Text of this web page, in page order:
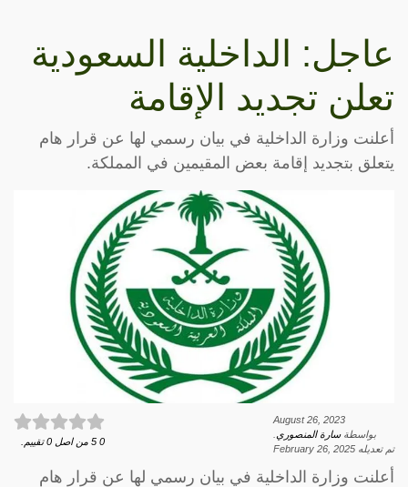
عاجل: الداخلية السعودية
تعلن تجديد الإقامة
أعلنت وزارة الداخلية في بيان رسمي لها عن قرار هام
يتعلق بتجديد إقامة بعض المقيمين في المملكة.
August 26, 2023
بواسطةسارة المنصوري
تم تعديله February 26, 2025
0
5 من اصل 0 تقييم.
أعلنت وزارة الداخلية في بيان رسمي لها عن قرار هام